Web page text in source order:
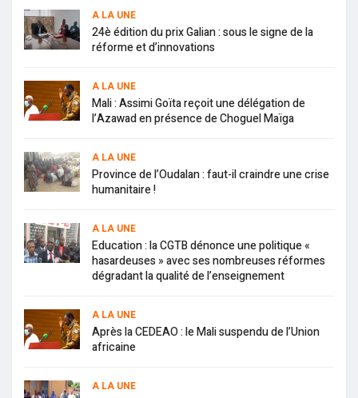
A LA UNE
24è édition du prix Galian : sous le signe de la
réforme et d’innovations
A LA UNE
Mali : Assimi Goïta reçoit une délégation de
l’Azawad en présence de Choguel Maïga
A LA UNE
Province de l’Oudalan : faut-il craindre une crise
humanitaire !
A LA UNE
Education : la CGTB dénonce une politique «
hasardeuses » avec ses nombreuses réformes
dégradant la qualité de l’enseignement
A LA UNE
Après la CEDEAO : le Mali suspendu de l’Union
africaine
A LA UNE